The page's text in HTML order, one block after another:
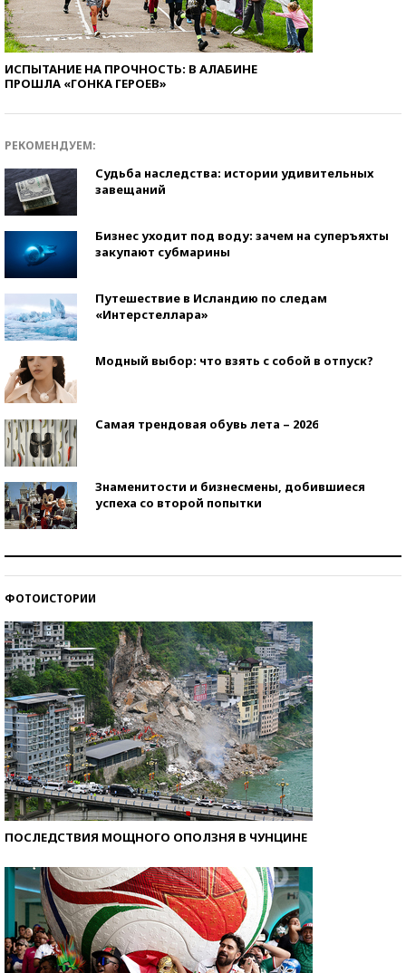
ИСПЫТАНИЕ НА ПРОЧНОСТЬ: В АЛАБИНЕ
ПРОШЛА «ГОНКА ГЕРОЕВ»
РЕКОМЕНДУЕМ:
Судьба наследства: истории удивительных
завещаний
Бизнес уходит под воду: зачем на суперъяхты
закупают субмарины
Путешествие в Исландию по следам
«Интерстеллара»
Модный выбор: что взять с собой в отпуск?
Самая трендовая обувь лета – 2026
Знаменитости и бизнесмены, добившиеся
успеха со второй попытки
ФОТОИСТОРИИ
ПОСЛЕДСТВИЯ МОЩНОГО ОПОЛЗНЯ В ЧУНЦИНЕ